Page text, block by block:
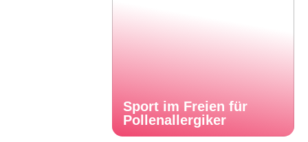
Sport im Freien für
Pollenallergiker